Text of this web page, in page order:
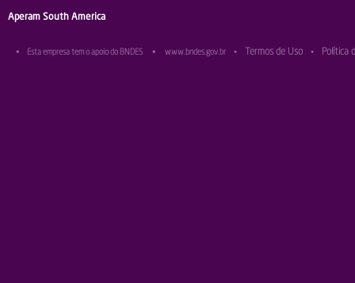
Aperam South America
• Esta empresa tem o apoio do BNDES • www.bndes.gov.br • Termos de Uso • Política